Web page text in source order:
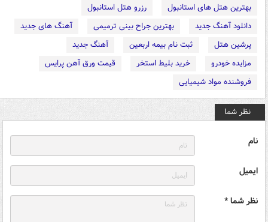
بهترین هتل های استانبول
رزرو هتل استانبول
دانلود آهنگ جدید
بهترین جراح بینی ترمیمی
آهنگ های جدید
پرشین هتل
ثبت نام بیمه اربعین
آهنگ جدید
مزایده خودرو
خرید بلیط استخر
قیمت ورق آهن پرایس
فروشنده مواد شیمیایی
نظر شما
نام
ایمیل
نظر شما *